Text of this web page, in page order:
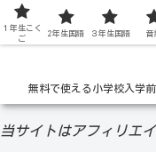
低学
無料で使える小学校入学
当サイトはアフィリエ
１年生こく
ご
2年生国語 ３年生国語 音